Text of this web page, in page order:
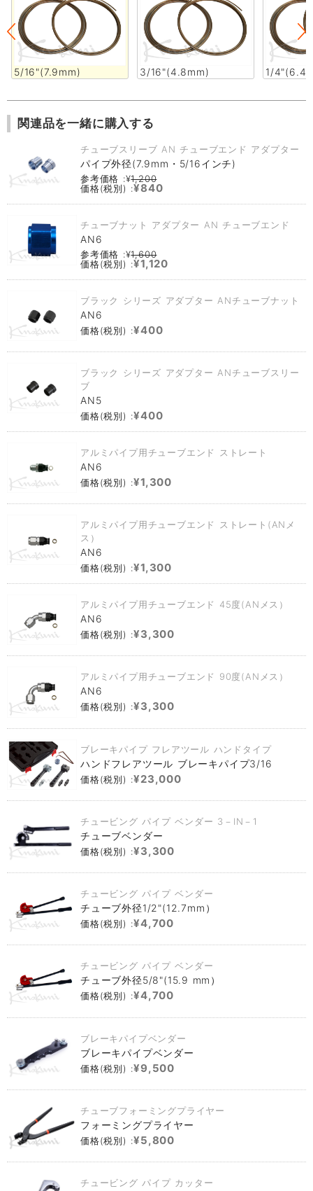
5/16"(7.9mm) 3/16"(4.8mm) 1/
関連品を一緒に購入する
チューブスリーブ AN チューブエンド アダプター
パイプ外径(7.9mm・5/16インチ)
参考価格 :¥1,200
価格(税別) :¥840
チューブナット アダプター AN チューブエンド
AN6
参考価格 :¥1,600
価格(税別) :¥1,120
ブラック シリーズ アダプター ANチューブナット
AN6
価格(税別) :¥400
ブラック シリーズ アダプター ANチューブスリー
ブ
AN5
価格(税別) :¥400
アルミパイプ用チューブエンド ストレート
AN6
価格(税別) :¥1,300
アルミパイプ用チューブエンド ストレート(ANメ
ス）
AN6
価格(税別) :¥1,300
アルミパイプ用チューブエンド 45度(ANメス）
AN6
価格(税別) :¥3,300
アルミパイプ用チューブエンド 90度(ANメス）
AN6
価格(税別) :¥3,300
ブレーキパイプ フレアツール ハンドタイプ
ハンドフレアツール ブレーキパイプ3/16
価格(税別) :¥23,000
チュービング パイプ ベンダー 3－IN－1
チューブベンダー
価格(税別) :¥3,300
チュービング パイプ ベンダー
チューブ外径1/2"(12.7mm）
価格(税別) :¥4,700
チュービング パイプ ベンダー
チューブ外径5/8"(15.9 mm）
価格(税別) :¥4,700
ブレーキパイプベンダー
ブレーキパイプベンダー
価格(税別) :¥9,500
チューブフォーミングプライヤー
フォーミングプライヤー
価格(税別) :¥5,800
チュービング パイプ カッター